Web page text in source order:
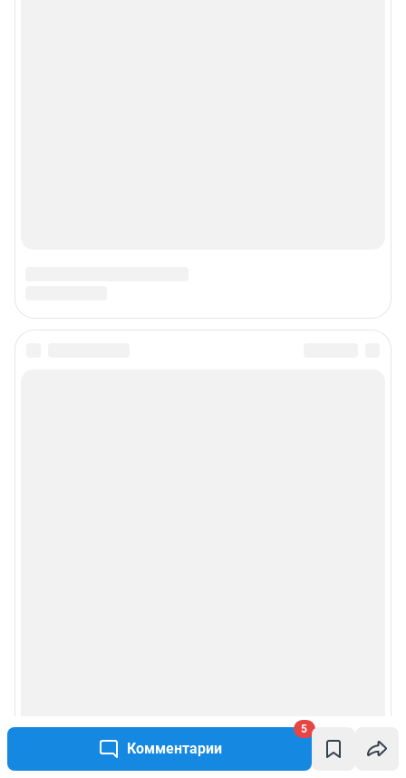
Комментарии
5